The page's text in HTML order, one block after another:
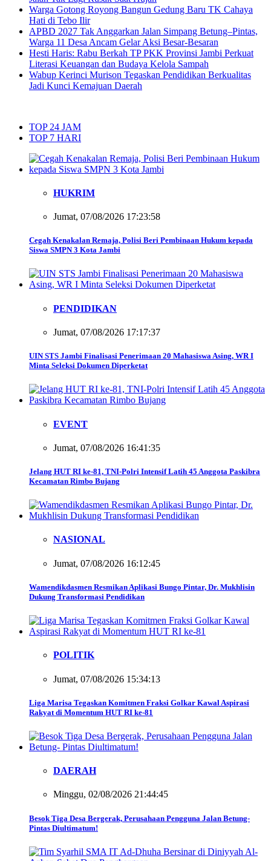
Warga Gotong Royong Bangun Gedung Baru TK Cahaya
Hati di Tebo Ilir
APBD 2027 Tak Anggarkan Jalan Simpang Betung–Pintas,
Warga 11 Desa Ancam Gelar Aksi Besar-Besaran
Hesti Haris: Rabu Berkah TP PKK Provinsi Jambi Perkuat
Literasi Keuangan dan Budaya Kelola Sampah
Wabup Kerinci Murison Tegaskan Pendidikan Berkualitas
Jadi Kunci Kemajuan Daerah
TOP 24 JAM
TOP 7 HARI
HUKRIM
Jumat, 07/08/2026 17:23:58
Cegah Kenakalan Remaja, Polisi Beri Pembinaan Hukum kepada
Siswa SMPN 3 Kota Jambi
PENDIDIKAN
Jumat, 07/08/2026 17:17:37
UIN STS Jambi Finalisasi Penerimaan 20 Mahasiswa Asing, WR I
Minta Seleksi Dokumen Diperketat
EVENT
Jumat, 07/08/2026 16:41:35
Jelang HUT RI ke-81, TNI-Polri Intensif Latih 45 Anggota Paskibra
Kecamatan Rimbo Bujang
NASIONAL
Jumat, 07/08/2026 16:12:45
Wamendikdasmen Resmikan Aplikasi Bungo Pintar, Dr. Mukhlisin
Dukung Transformasi Pendidikan
POLITIK
Jumat, 07/08/2026 15:34:13
Liga Marisa Tegaskan Komitmen Fraksi Golkar Kawal Aspirasi
Rakyat di Momentum HUT RI ke-81
DAERAH
Minggu, 02/08/2026 21:44:45
Besok Tiga Desa Bergerak, Perusahaan Pengguna Jalan Betung-
Pintas Diultimatum!